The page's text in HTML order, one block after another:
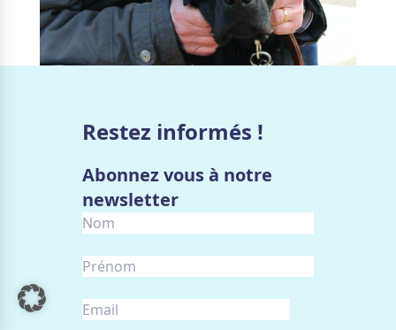
Restez informés !
Abonnez vous à notre
newsletter